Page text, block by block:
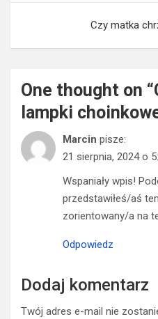
Czy matka
One thought on “
lampki
Marcin pisze:
21 sierpnia, 2024 o
Wspaniały wpis!
przedstawiłeś/aś
zorientowany/a na
Odpowiedz
Dodaj komentarz
Twój adres e-mail nie